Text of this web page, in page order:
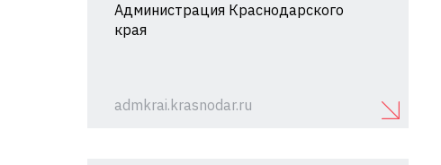
Администрация Краснодарского
края
admkrai.krasnodar.ru